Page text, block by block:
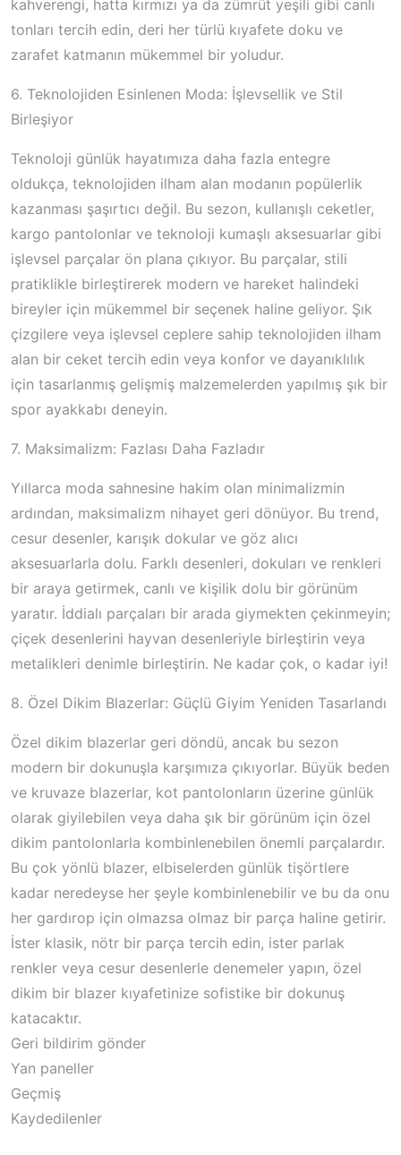
kahverengi, hatta kırmızı ya da zümrüt yeşili gibi canlı
tonları tercih edin, deri her türlü kıyafete doku ve
zarafet katmanın mükemmel bir yoludur.
6. Teknolojiden Esinlenen Moda: İşlevsellik ve Stil
Birleşiyor
Teknoloji günlük hayatımıza daha fazla entegre
oldukça, teknolojiden ilham alan modanın popülerlik
kazanması şaşırtıcı değil. Bu sezon, kullanışlı ceketler,
kargo pantolonlar ve teknoloji kumaşlı aksesuarlar gibi
işlevsel parçalar ön plana çıkıyor. Bu parçalar, stili
pratiklikle birleştirerek modern ve hareket halindeki
bireyler için mükemmel bir seçenek haline geliyor. Şık
çizgilere veya işlevsel ceplere sahip teknolojiden ilham
alan bir ceket tercih edin veya konfor ve dayanıklılık
için tasarlanmış gelişmiş malzemelerden yapılmış şık bir
spor ayakkabı deneyin.
7. Maksimalizm: Fazlası Daha Fazladır
Yıllarca moda sahnesine hakim olan minimalizmin
ardından, maksimalizm nihayet geri dönüyor. Bu trend,
cesur desenler, karışık dokular ve göz alıcı
aksesuarlarla dolu. Farklı desenleri, dokuları ve renkleri
bir araya getirmek, canlı ve kişilik dolu bir görünüm
yaratır. İddialı parçaları bir arada giymekten çekinmeyin;
çiçek desenlerini hayvan desenleriyle birleştirin veya
metalikleri denimle birleştirin. Ne kadar çok, o kadar iyi!
8. Özel Dikim Blazerlar: Güçlü Giyim Yeniden Tasarlandı
Özel dikim blazerlar geri döndü, ancak bu sezon
modern bir dokunuşla karşımıza çıkıyorlar. Büyük beden
ve kruvaze blazerlar, kot pantolonların üzerine günlük
olarak giyilebilen veya daha şık bir görünüm için özel
dikim pantolonlarla kombinlenebilen önemli parçalardır.
Bu çok yönlü blazer, elbiselerden günlük tişörtlere
kadar neredeyse her şeyle kombinlenebilir ve bu da onu
her gardırop için olmazsa olmaz bir parça haline getirir.
İster klasik, nötr bir parça tercih edin, ister parlak
renkler veya cesur desenlerle denemeler yapın, özel
dikim bir blazer kıyafetinize sofistike bir dokunuş
katacaktır.
Geri bildirim gönder
Yan paneller
Geçmiş
Kaydedilenler